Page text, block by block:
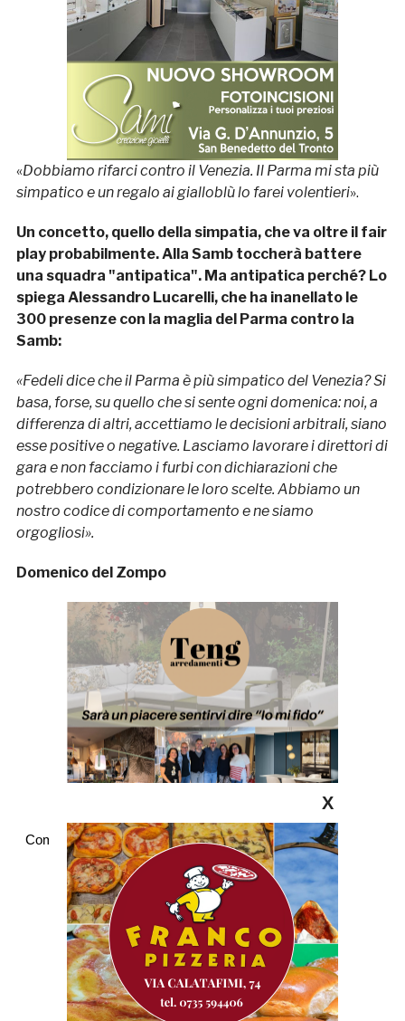
«Dobbiamo rifarci contro il Venezia. Il Parma mi sta più
simpatico e un regalo ai gialloblù lo farei volentieri».
Un concetto, quello della simpatia, che va oltre il fair
play probabilmente. Alla Samb toccherà battere
una squadra "antipatica". Ma antipatica perché? Lo
spiega Alessandro Lucarelli, che ha inanellato le
300 presenze con la maglia del Parma contro la
Samb:
«Fedeli dice che il Parma è più simpatico del Venezia? Si
basa, forse, su quello che si sente ogni domenica: noi, a
differenza di altri, accettiamo le decisioni arbitrali, siano
esse positive o negative. Lasciamo lavorare i direttori di
gara e non facciamo i furbi con dichiarazioni che
potrebbero condizionare le loro scelte. Abbiamo un
nostro codice di comportamento e ne siamo
orgogliosi».
Domenico del Zompo
Commenti
X